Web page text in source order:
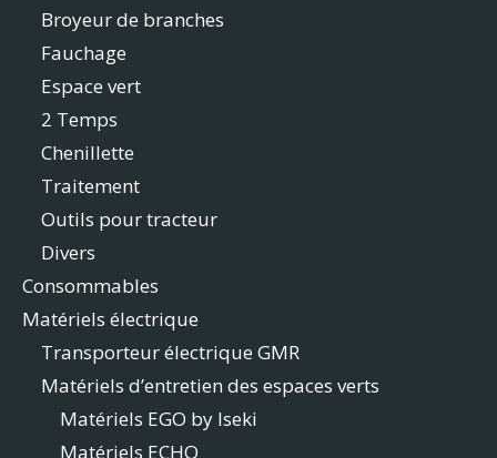
Broyeur de branches
Fauchage
Espace vert
2 Temps
Chenillette
Traitement
Outils pour tracteur
Divers
Consommables
Matériels électrique
Transporteur électrique GMR
Matériels d’entretien des espaces verts
Matériels EGO by Iseki
Matériels ECHO